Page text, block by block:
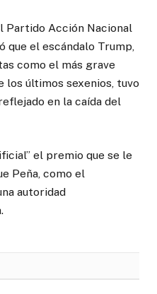
Partido Acción Nacional
que el escándalo Trump,
como el más grave
últimos sexenios, tuvo
en la caída del
el premio que se le
Peña, como el
autoridad